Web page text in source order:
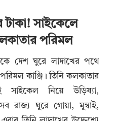
টাকা! সাইকেলে
পরিমল
দেশ ঘুরে লাদাখের পথে
কাঞ্জি। তিনি কলকাতার
সাইকেল নিয়ে উড়িষ্যা,
রাজ্য ঘুরে গোয়া, মুম্বাই,